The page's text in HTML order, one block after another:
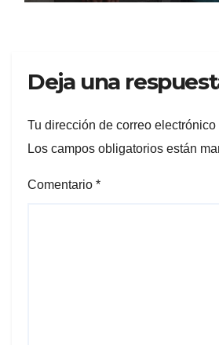
Deja una
Tu dirección de correo
Los campos obligatorios están
Comentario *